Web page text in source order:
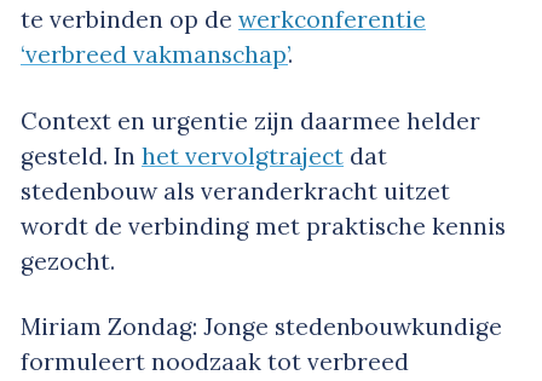
te verbinden op de werkconferentie
‘verbreed vakmanschap’.
Context en urgentie zijn daarmee helder
gesteld. In het vervolgtraject dat
stedenbouw als veranderkracht uitzet
wordt de verbinding met praktische kennis
gezocht.
Miriam Zondag: Jonge stedenbouwkundige
formuleert noodzaak tot verbreed